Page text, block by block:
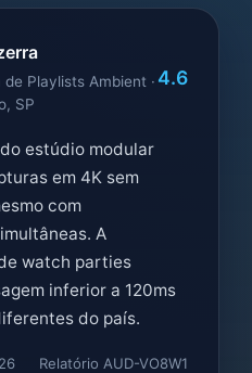
de Playlists Ambient ·
SP
4.6
estúdio modular
em 4K sem
com
A
watch parties
inferior a 120ms
do país.
Relatório AUD-VO8W1